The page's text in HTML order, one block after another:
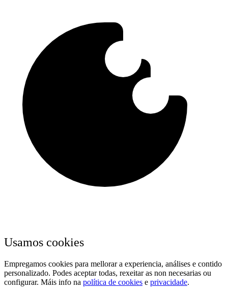
Usamos cookies
Empregamos cookies para mellorar a experiencia, análises e contido
personalizado. Podes aceptar todas, rexeitar as non necesarias ou
configurar. Máis info na política de cookies e privacidade.